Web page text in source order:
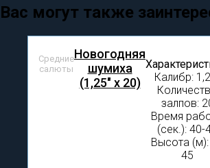
Вас могут также
Средние
салюты
Новогодняя
шумиха
(1,25" х 20)
Калибр:
залпов:
Время
(сек.): 40-
Высота
45